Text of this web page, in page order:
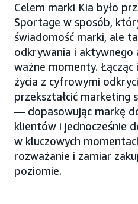
Celem marki Kia było
Sportage w sposób,
świadomość marki, ale
odkrywania i aktywnego
ważne momenty.
życia z cyfrowymi
przekształcić marketing
— dopasowując markę
klientów i jednocześnie
w kluczowych
rozważanie i zamiar
poziomie.